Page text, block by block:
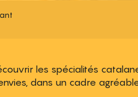
les spécialités
dans un cadre